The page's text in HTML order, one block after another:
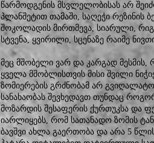
წარმოდგენის მსვლელობისას არ
პლანშეტით თამაში, საღეჭი რეზინის
შოკოლადის მირთმევა, სიარული,
სტვენა, ყვირილი, სცენაზე რაიმე
მეც მშობელი ვარ და კარგად
ყველა მშობლისთვის მისი შვილი
ზომიერების გრძნობამ არ
სანახაობას შევხედავთ თუნდაც
მოზარდის შესაფერის ქურთუკსა და
იარლიყებს, რომ სათანადო ზომის
ბავშვი ახლა გაერთობა და არა 5